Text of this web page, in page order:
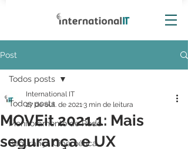
Post
Todos posts
Monitoramento de Rede
Segurança Cibernética
Todos posts
MOVEit 2021.1: Mais
segurança e UX
International IT
27 de out. de 20213 min de leitura